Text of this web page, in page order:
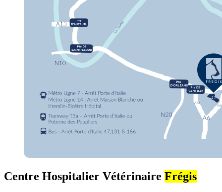
Centre Hospitalier Vétérinaire Frégis